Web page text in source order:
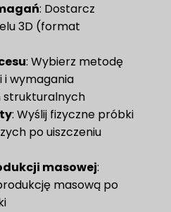
​: Dostarcz
3D (format
​: Wybierz metodę
wymagania
strukturalnych
​: Wyślij fizyczne próbki
po uiszczeniu
masowej:
masową po